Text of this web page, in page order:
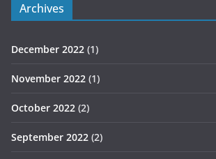
Archives
December 2022 (1)
November 2022 (1)
October 2022 (2)
September 2022 (2)